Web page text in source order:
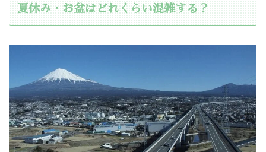
夏休み・お盆はどれくらい混雑する？